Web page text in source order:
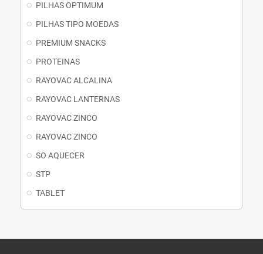
PILHAS OPTIMUM
PILHAS TIPO MOEDAS
PREMIUM SNACKS
PROTEINAS
RAYOVAC ALCALINA
RAYOVAC LANTERNAS
RAYOVAC ZINCO
RAYOVAC ZINCO
SO AQUECER
STP
TABLET